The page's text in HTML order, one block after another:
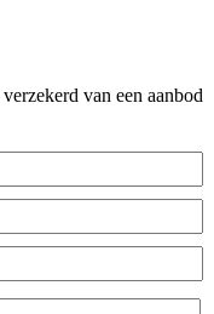
van een aanbod